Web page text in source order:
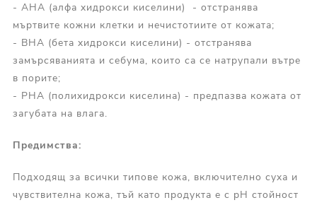
- AHA (алфа хидрокси киселини) - отстранява
мъртвите кожни клетки и нечистотиите от кожата;
- BHA (бета хидрокси киселини) - отстранява
замърсяванията и себума, които са се натрупали вътре
в порите;
- PHA (полихидрокси киселина) - предпазва кожата от
загубата на влага.
Предимства:
Подходящ за всички типове кожа, включително суха и
чувствителна кожа, тъй като продукта е с pH стойност